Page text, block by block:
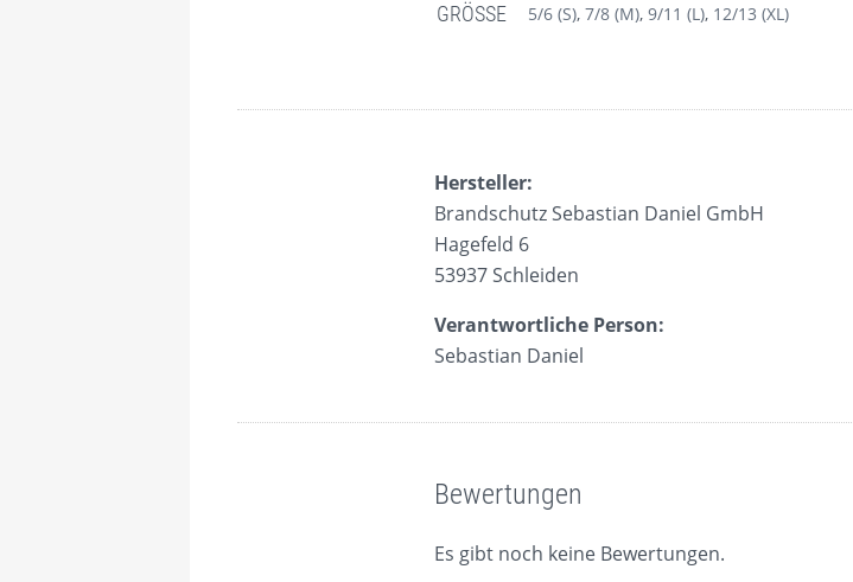
GRÖSSE 5/6 (S),7/8 (M),9/11 (L), 12/13 (XL)
Hersteller:
Brandschutz Sebastian Daniel GmbH
Hagefeld 6
53937 Schleiden
Verantwortliche Person:
Sebastian Daniel
Bewertungen
Es gibt noch keine Bewertungen.